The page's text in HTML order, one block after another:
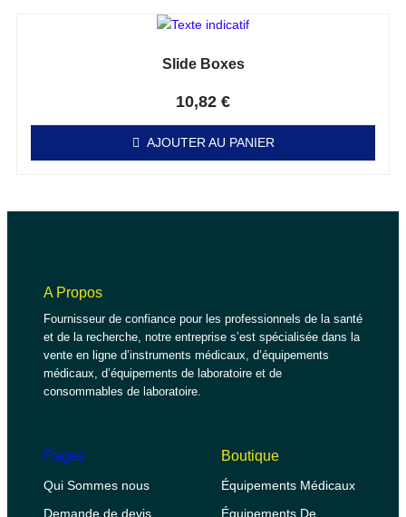
Slide Boxes
10,82 €
AJOUTER AU PANIER
A Propos
Fournisseur de confiance pour les professionnels de la santé
et de la recherche, notre entreprise s’est spécialisée dans la
vente en ligne d’instruments médicaux, d’équipements
médicaux, d’équipements de laboratoire et de
consommables de laboratoire.
Pages
Qui Sommes nous
Demande de devis
Boutique
Équipements Médicaux
Équipements De